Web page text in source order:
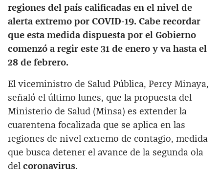
regiones del país calificadas en el nivel de
alerta extremo por COVID-19. Cabe recordar
que esta medida dispuesta por el Gobierno
comenzó a regir este 31 de enero y va hasta el
28 de febrero.
El viceministro de Salud Pública, Percy Minaya,
señaló el último lunes, que la propuesta del
Ministerio de Salud (Minsa) es extender la
cuarentena focalizada que se aplica en las
regiones de nivel extremo de contagio, medida
que busca detener el avance de la segunda ola
del coronavirus.